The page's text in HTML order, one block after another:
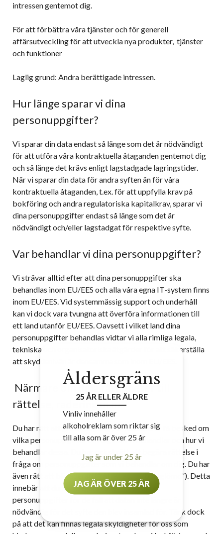
intressen gentemot dig.
För att förbättra våra tjänster och för generell
affärsutveckling för att utveckla nya produkter, tjänster
och funktioner
Laglig grund: Andra berättigade intressen.
Hur länge sparar vi dina
personuppgifter?
Vi sparar din data endast så länge som det är nödvändigt
för att utföra våra kontraktuella åtaganden gentemot dig
och så länge det krävs enligt lagstadgade lagringstider.
När vi sparar din data för andra syften än för våra
kontraktuella åtaganden, t.ex. för att uppfylla krav på
bokföring och andra regulatoriska kapitalkrav, sparar vi
dina personuppgifter endast så länge som det är
nödvändigt och/eller lagstadgat för respektive syfte.
Var behandlar vi dina personuppgifter?
Vi strävar alltid efter att dina personuppgifter ska
behandlas inom EU/EES och alla våra egna IT-system finns
inom EU/EES. Vid systemmässig support och underhåll
kan vi dock vara tvungna att överföra informationen till
ett land utanför EU/EES. Oavsett i vilket land dina
personuppgifter behandlas vidtar vi alla rimliga legala,
tekniska och organisatoriska åtgärder för att säkerställa
att skyddsnivån är densamma som inom EU/EES.
Närmare om dina rättigheter till
rättelse, radering m.m.
Du har rätt att gratis en gång per kalenderår få besked om
vilka personuppgifter om dig som vi behandlar och hur vi
behandlar dessa. Du har också rätt att begära rättelse i
fråga om personuppgifter som vi behandlar om dig. Du har
även rätt att bli raderad (”rätten att bli bortglömd”). Detta
innebär att du kan begära radering av dina
personuppgifter för de fall att datan inte längre är
nödvändig för det syfte den blev insamlad för. Tänk dock
på att det kan finnas legala skyldigheter för oss som
Åldersgräns
25 ÅR ELLER ÄLDRE
Vinliv innehåller
alkoholreklam som riktar sig
till alla som är över 25 år
Jag är under 25 år
JAG ÄR ÖVER 25 ÅR